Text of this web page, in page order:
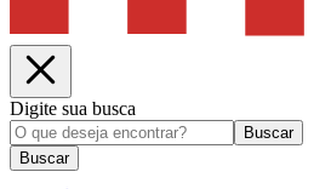
Digite sua busca
Buscar
Buscar